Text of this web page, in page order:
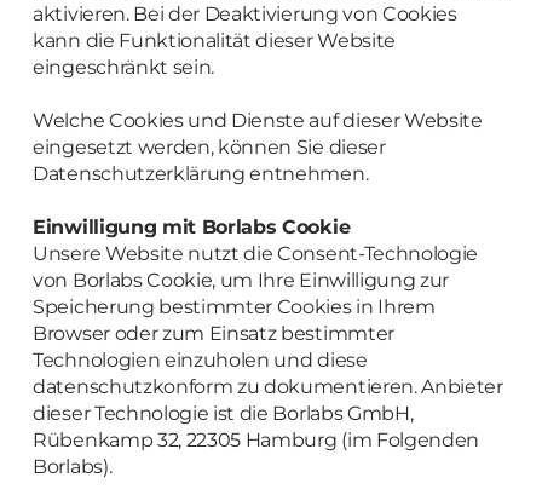
aktivieren. Bei der Deaktivierung von Cookies
kann die Funktionalität dieser Website
eingeschränkt sein.
Welche Cookies und Dienste auf dieser Website
eingesetzt werden, können Sie dieser
Datenschutzerklärung entnehmen.
Einwilligung mit Borlabs Cookie
Unsere Website nutzt die Consent-Technologie
von Borlabs Cookie, um Ihre Einwilligung zur
Speicherung bestimmter Cookies in Ihrem
Browser oder zum Einsatz bestimmter
Technologien einzuholen und diese
datenschutzkonform zu dokumentieren. Anbieter
dieser Technologie ist die Borlabs GmbH,
Rübenkamp 32, 22305 Hamburg (im Folgenden
Borlabs).